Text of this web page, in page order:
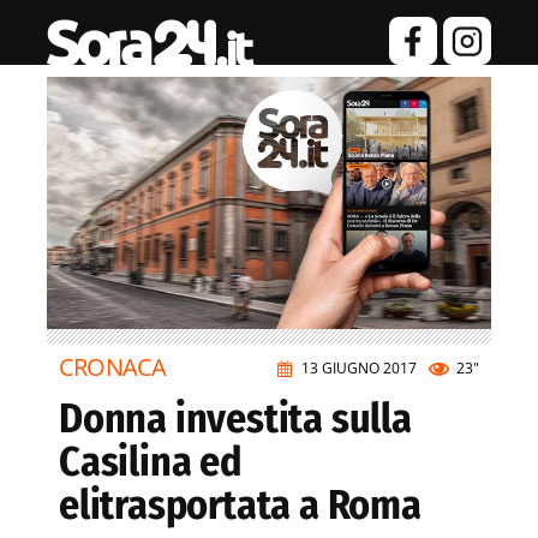
13 GIUGNO 2017 23"
CRONACA
Donna investita sulla
Casilina ed
elitrasportata a Roma